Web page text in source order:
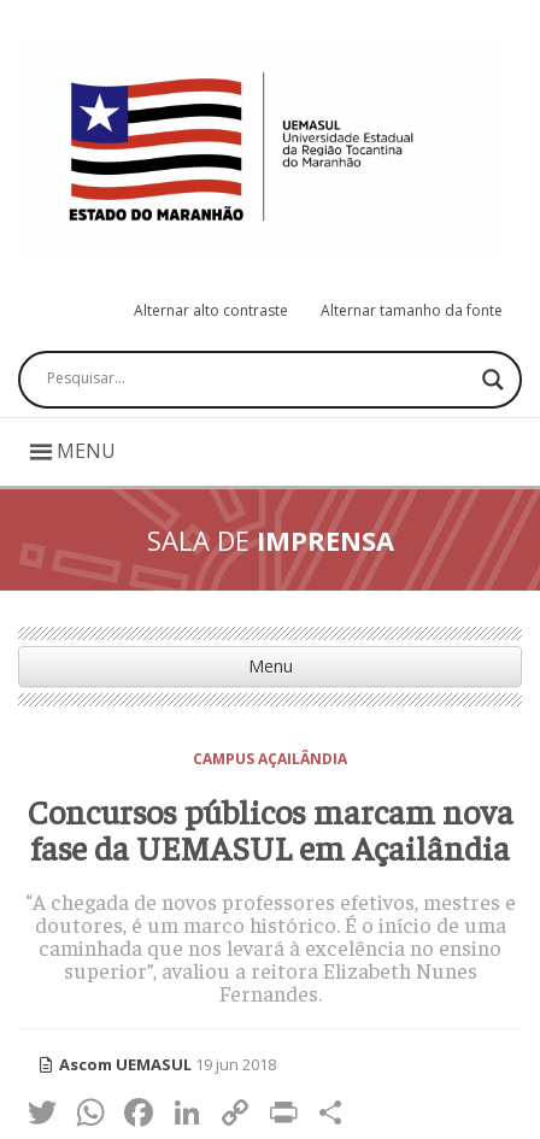
Alternar alto contraste Alternar tamanho da fonte
Pesquisar
MENU
SALA DEIMPRENSA
Menu
CAMPUS AÇAILÂNDIA
Concursos públicos marcam nova
fase da UEMASUL em Açailândia
“A chegada de novos professores efetivos, mestres e
doutores, é um marco histórico. É o início de uma
caminhada que nos levará à excelência no ensino
superior”, avaliou a reitora Elizabeth Nunes
Fernandes.
Ascom UEMASUL 19 jun 2018
Twitter
WhatsApp
Facebook
LinkedIn
CopyPrint